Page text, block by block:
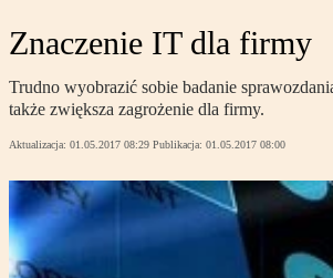
Znaczenie IT dla firmy
Trudno wyobrazić sobie badanie
także zwiększa zagrożenie dla firmy.
Aktualizacja: 01.05.2017 08:29 Publikacja: 01.05.2017 08:00